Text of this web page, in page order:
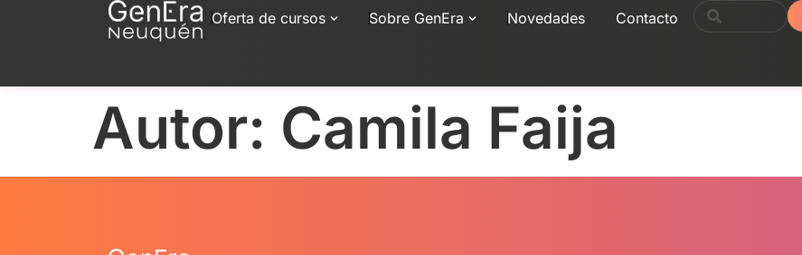
Oferta de cursos Sobre GenEra Novedades Contacto
Autor: Camila Faija